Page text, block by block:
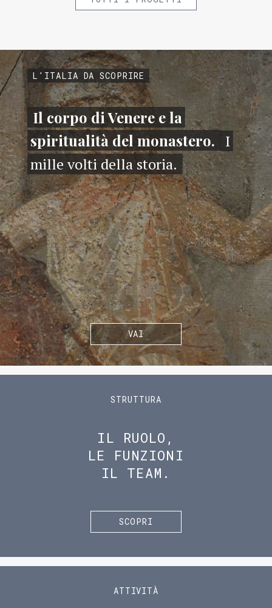
L'ITALIA DA SCOPRIRE
Il corpo di Venere e la
spiritualità del monastero. I
mille volti della storia.
VAI
STRUTTURA
IL RUOLO,
LE FUNZIONI
IL TEAM.
SCOPRI
ATTIVITÀ